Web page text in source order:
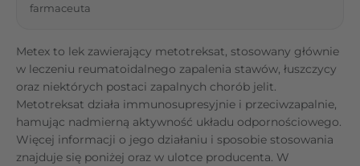
farmaceuta
Metex to lek zawierający metotreksat, stosowany głównie
w leczeniu reumatoidalnego zapalenia stawów, łuszczycy
oraz niektórych postaci zapalnych chorób jelit.
Metotreksat działa immunosupresyjnie i przeciwzapalnie,
hamując nadmierną aktywność układu odpornościowego.
Więcej informacji o jego działaniu i sposobie stosowania
znajduje się poniżej oraz w ulotce producenta. W